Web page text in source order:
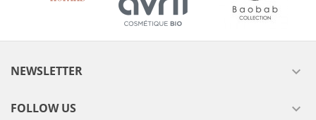
NEWSLETTER 
FOLLOW US 